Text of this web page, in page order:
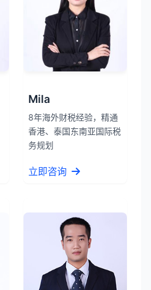
Mila
8年海外财税经验，精通
香港、泰国东南亚国际税
务规划
立即咨询